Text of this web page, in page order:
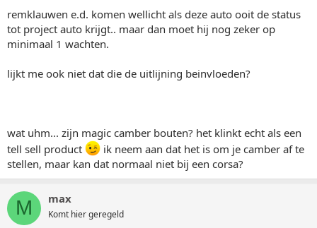
remklauwen e.d. komen wellicht als deze auto ooit de status
tot project auto krijgt.. maar dan moet hij nog zeker op
minimaal 1 wachten.
lijkt me ook niet dat die de uitlijning beinvloeden?
wat uhm... zijn magic camber bouten? het klinkt echt als een
tell sell product
ik neem aan dat het is om je camber af te
stellen, maar kan dat normaal niet bij een corsa?
M max
Komt hier geregeld